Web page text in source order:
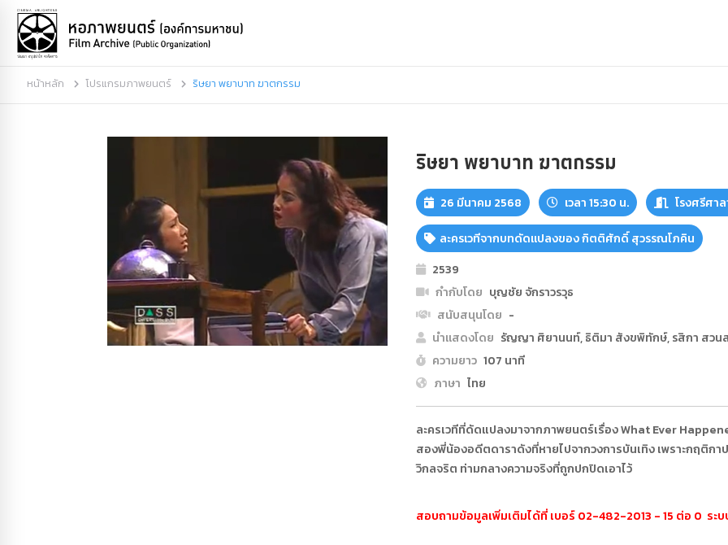
หน้าหลัก โปรแกรมภาพยนตร์ ริษยา พยาบาท ฆาตกรรม
ริษยา พยาบาท ฆาตกรรม
26 มีนาคม 2568 เวลา 15:30 น. โรงศรีศา
ละครเวทีจากบทดัดแปลงของ กิตติศักดิ์ สุวรรณโภคิน
2539
กำกับโดย บุญชัย จักราวรวุธ
สนับสนุนโดย -
นำแสดงโดย รัญญา ศิยานนท์, ธิติมา สังขพิทักษ์, รสิกา สว
ความยาว 107 นาที
ภาษา ไทย
ละครเวทีที่ดัดแปลงมาจากภาพยนตร์เรื่อง What Ever
สองพี่น้องอดีตดาราดังที่หายไปจากวงการบันเทิง เพราะกฤติก
วิกลจริต ท่ามกลางความจริงที่ถูกปกปิดเอาไว้
สอบถามข้อมูลเพิ่มเติมได้ที่ เบอร์ 02-482-2013 - 15 ต่อ 0 ระ